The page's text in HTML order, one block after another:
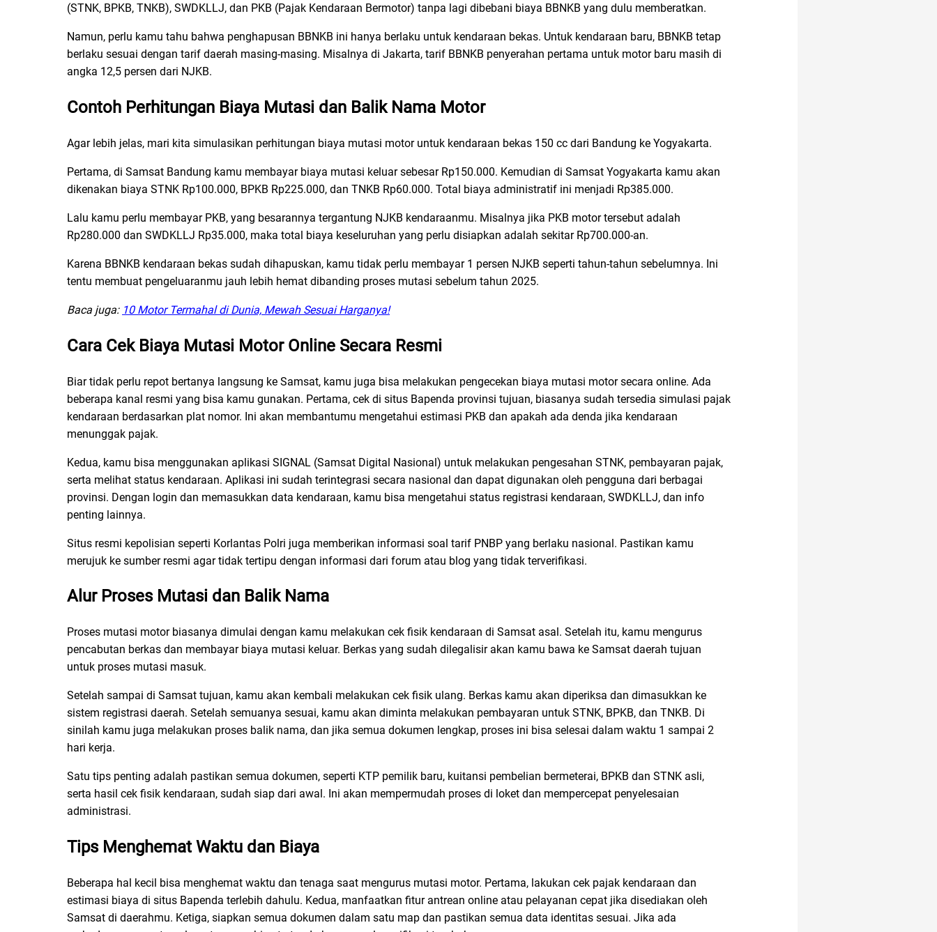
(STNK, BPKB, TNKB), SWDKLLJ, dan PKB (Pajak Kendaraan Bermotor) tanpa lagi dibebani biaya BBNKB yang dulu memberatkan.
Namun, perlu kamu tahu bahwa penghapusan BBNKB ini hanya berlaku untuk kendaraan bekas. Untuk kendaraan baru, BBNKB tetap
berlaku sesuai dengan tarif daerah masing-masing. Misalnya di Jakarta, tarif BBNKB penyerahan pertama untuk motor baru masih di
angka 12,5 persen dari NJKB.
Contoh Perhitungan Biaya Mutasi dan Balik Nama Motor
Agar lebih jelas, mari kita simulasikan perhitungan biaya mutasi motor untuk kendaraan bekas 150 cc dari Bandung ke Yogyakarta.
Pertama, di Samsat Bandung kamu membayar biaya mutasi keluar sebesar Rp150.000. Kemudian di Samsat Yogyakarta kamu akan
dikenakan biaya STNK Rp100.000, BPKB Rp225.000, dan TNKB Rp60.000. Total biaya administratif ini menjadi Rp385.000.
Lalu kamu perlu membayar PKB, yang besarannya tergantung NJKB kendaraanmu. Misalnya jika PKB motor tersebut adalah
Rp280.000 dan SWDKLLJ Rp35.000, maka total biaya keseluruhan yang perlu disiapkan adalah sekitar Rp700.000-an.
Karena BBNKB kendaraan bekas sudah dihapuskan, kamu tidak perlu membayar 1 persen NJKB seperti tahun-tahun sebelumnya. Ini
tentu membuat pengeluaranmu jauh lebih hemat dibanding proses mutasi sebelum tahun 2025.
Baca juga: 10 Motor Termahal di Dunia, Mewah Sesuai Harganya!
Cara Cek Biaya Mutasi Motor Online Secara Resmi
Biar tidak perlu repot bertanya langsung ke Samsat, kamu juga bisa melakukan pengecekan biaya mutasi motor secara online. Ada
beberapa kanal resmi yang bisa kamu gunakan. Pertama, cek di situs Bapenda provinsi tujuan, biasanya sudah tersedia simulasi pajak
kendaraan berdasarkan plat nomor. Ini akan membantumu mengetahui estimasi PKB dan apakah ada denda jika kendaraan
menunggak pajak.
Kedua, kamu bisa menggunakan aplikasi SIGNAL (Samsat Digital Nasional) untuk melakukan pengesahan STNK, pembayaran pajak,
serta melihat status kendaraan. Aplikasi ini sudah terintegrasi secara nasional dan dapat digunakan oleh pengguna dari berbagai
provinsi. Dengan login dan memasukkan data kendaraan, kamu bisa mengetahui status registrasi kendaraan, SWDKLLJ, dan info
penting lainnya.
Situs resmi kepolisian seperti Korlantas Polri juga memberikan informasi soal tarif PNBP yang berlaku nasional. Pastikan kamu
merujuk ke sumber resmi agar tidak tertipu dengan informasi dari forum atau blog yang tidak terverifikasi.
Alur Proses Mutasi dan Balik Nama
Proses mutasi motor biasanya dimulai dengan kamu melakukan cek fisik kendaraan di Samsat asal. Setelah itu, kamu mengurus
pencabutan berkas dan membayar biaya mutasi keluar. Berkas yang sudah dilegalisir akan kamu bawa ke Samsat daerah tujuan
untuk proses mutasi masuk.
Setelah sampai di Samsat tujuan, kamu akan kembali melakukan cek fisik ulang. Berkas kamu akan diperiksa dan dimasukkan ke
sistem registrasi daerah. Setelah semuanya sesuai, kamu akan diminta melakukan pembayaran untuk STNK, BPKB, dan TNKB. Di
sinilah kamu juga melakukan proses balik nama, dan jika semua dokumen lengkap, proses ini bisa selesai dalam waktu 1 sampai 2
hari kerja.
Satu tips penting adalah pastikan semua dokumen, seperti KTP pemilik baru, kuitansi pembelian bermeterai, BPKB dan STNK asli,
serta hasil cek fisik kendaraan, sudah siap dari awal. Ini akan mempermudah proses di loket dan mempercepat penyelesaian
administrasi.
Tips Menghemat Waktu dan Biaya
Beberapa hal kecil bisa menghemat waktu dan tenaga saat mengurus mutasi motor. Pertama, lakukan cek pajak kendaraan dan
estimasi biaya di situs Bapenda terlebih dahulu. Kedua, manfaatkan fitur antrean online atau pelayanan cepat jika disediakan oleh
Samsat di daerahmu. Ketiga, siapkan semua dokumen dalam satu map dan pastikan semua data identitas sesuai. Jika ada